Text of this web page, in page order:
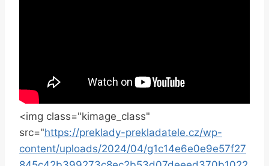
<img class="kimage_class"
src="https://preklady-prekladatele.cz/wp-
content/uploads/2024/04/g1c14e6e0e9e57f27